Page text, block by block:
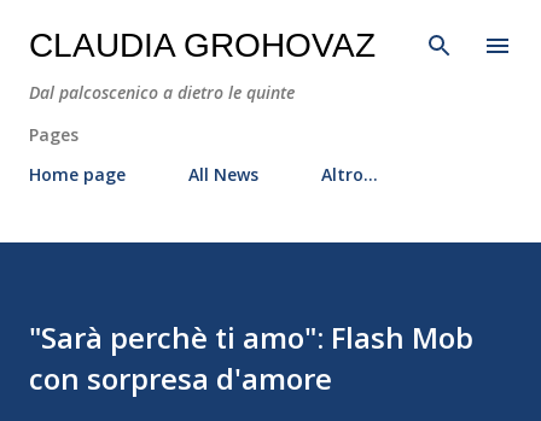
Passa ai contenuti principali
CLAUDIA GROHOVAZ
Dal palcoscenico a dietro le quinte
Pages
Home page
All News Altro…
"Sarà perchè ti amo": Flash Mob
con sorpresa d'amore